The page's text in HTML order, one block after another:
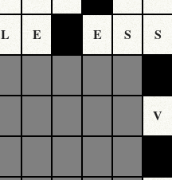
L E E S S
V